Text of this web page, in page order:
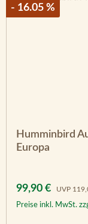
- 16.05 %
Humminbird
Europa
Verkaufspreis:
99,90 € UVP
Preise inkl. MwSt.